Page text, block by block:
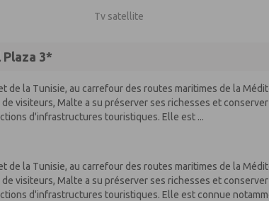
Tv satellite
3*
de la Tunisie, au carrefour des routes maritimes de la
visiteurs, Malte a su préserver ses richesses et
d'infrastructures touristiques. Elle est ...
de la Tunisie, au carrefour des routes maritimes de la
visiteurs, Malte a su préserver ses richesses et
d'infrastructures touristiques. Elle est connue